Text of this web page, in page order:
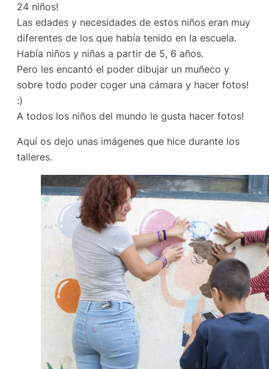
24 niños!
Las edades y necesidades de estos niños eran muy
diferentes de los que había tenido en la escuela.
Había niños y niñas a partir de 5, 6 años.
Pero les encantó el poder dibujar un muñeco y
sobre todo poder coger una cámara y hacer fotos!
:)
A todos los niños del mundo le gusta hacer fotos!
Aquí os dejo unas imágenes que hice durante los
talleres.